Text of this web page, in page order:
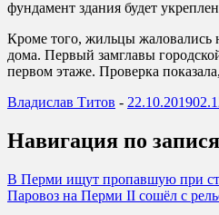
фундамент здания будет
Кроме того, жильцы жаловались
дома. Первый замглавы
первом этаже. Проверка
Владислав Титов - 22.10.2019
Навигация по
В Перми ищут пропавшую при
Паровоз на Перми II сошёл с